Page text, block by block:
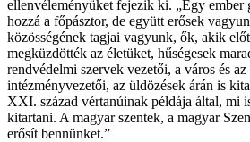
ellenvéleményüket fejezik ki. „Egy ember
hozzá a főpásztor, de együtt erősek
közösségének tagjai vagyunk, ők, akik
megküzdötték az életüket, hűségesek
rendvédelmi szervek vezetői, a város és
intézményvezetői, az üldözések árán is
XXI. század vértanúinak példája által, mi
kitartani. A magyar szentek, a magyar
erősít bennünket.”